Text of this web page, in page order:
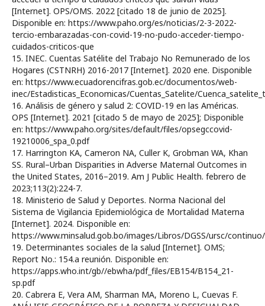
[Internet]. OPS/OMS. 2022 [citado 18 de junio de 2025].
Disponible en: https://www.paho.org/es/noticias/2-3-2022-
tercio-embarazadas-con-covid-19-no-pudo-acceder-tiempo-
cuidados-criticos-que
15. INEC. Cuentas Satélite del Trabajo No Remunerado de los
Hogares (CSTNRH) 2016-2017 [Internet]. 2020 ene. Disponible
en: https://www.ecuadorencifras.gob.ec/documentos/web-
inec/Estadisticas_Economicas/Cuentas_Satelite/
16. Análisis de género y salud 2: COVID-19 en las Américas.
OPS [Internet]. 2021 [citado 5 de mayo de 2025]; Disponible
en: https://www.paho.org/sites/default/files/opsegccovid-
19210006_spa_0.pdf
17. Harrington KA, Cameron NA, Culler K, Grobman WA, Khan
SS. Rural–Urban Disparities in Adverse Maternal Outcomes in
the United States, 2016–2019. Am J Public Health. febrero de
2023;113(2):224-7.
18. Ministerio de Salud y Deportes. Norma Nacional del
Sistema de Vigilancia Epidemiológica de Mortalidad Materna
[Internet]. 2024. Disponible en:
https://www.minsalud.gob.bo/images/Libros/DGSS/ursc/continuo/
19. Determinantes sociales de la salud [Internet]. OMS;
Report No.: 154.a reunión. Disponible en:
https://apps.who.int/gb//ebwha/pdf_files/EB154/B154_21-
sp.pdf
20. Cabrera E, Vera AM, Sharman MA, Moreno L, Cuevas F.